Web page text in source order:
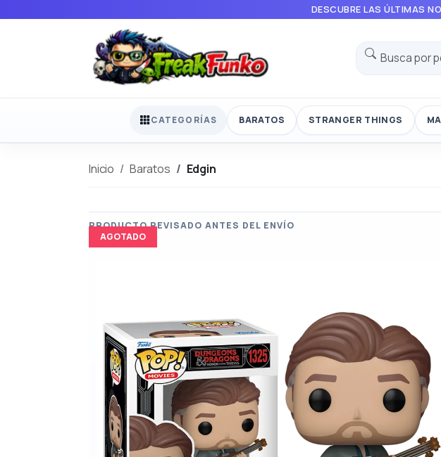
DESCUBRE LAS ÚLTIMAS
CATEGORÍAS BARATOS STRANGER THINGS
Inicio Baratos Edgin
AGOTADO